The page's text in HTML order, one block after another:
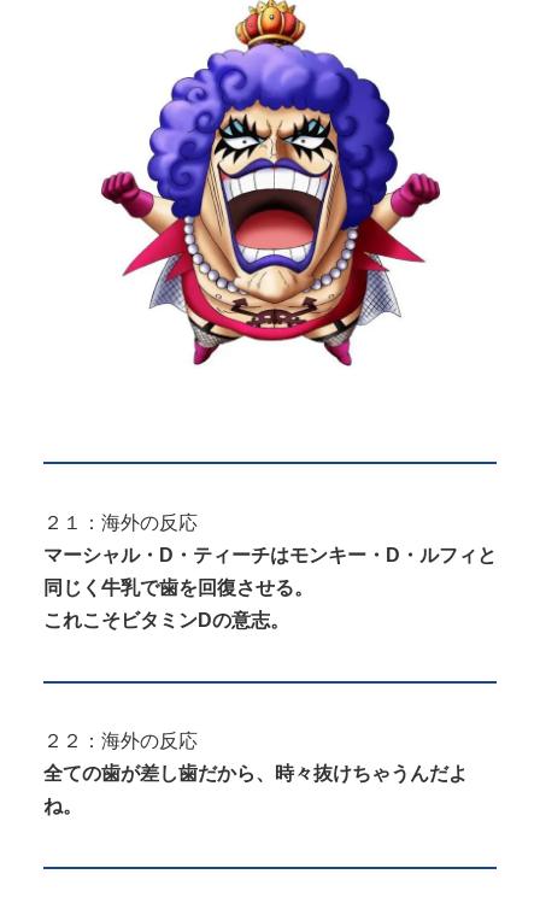
２１：海外の反応
マーシャル・D・ティーチはモンキー・D・ルフィと
同じく牛乳で歯を回復させる。
これこそビタミンDの意志。
２２：海外の反応
全ての歯が差し歯だから、時々抜けちゃうんだよ
ね。